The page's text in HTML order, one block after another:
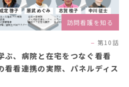
訪問看護を知る
第10話
ぶ、病院と在宅をつなぐ看看
看看連携の実際、パネルディス